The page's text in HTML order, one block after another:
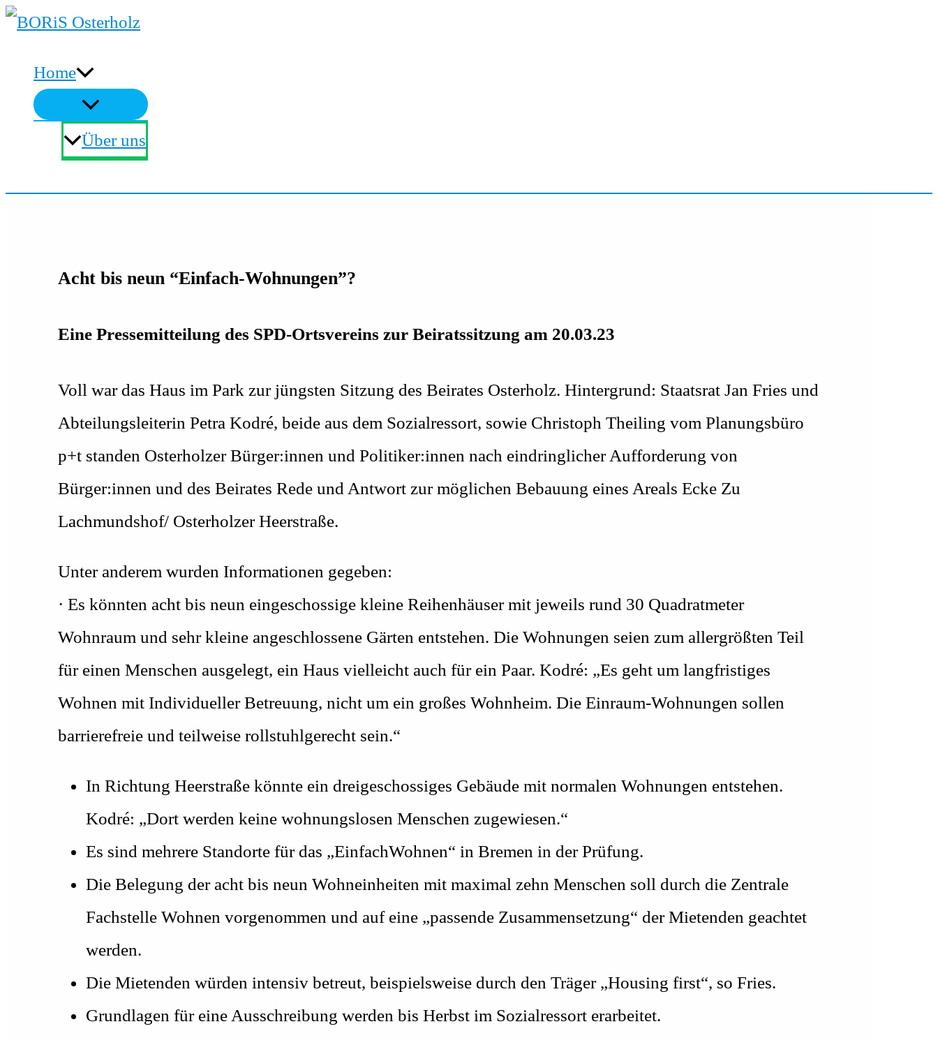
Zum
springen
Home
Über uns
Acht bis neun “Einfach-Wohnungen”?
Eine Pressemitteilung des SPD-Ortsvereins zur Beiratssitzung am 20.03.23
Voll war das Haus im Park zur jüngsten Sitzung des Beirates Osterholz. Hintergrund: Staatsrat Jan Fries und
Abteilungsleiterin Petra Kodré, beide aus dem Sozialressort, sowie Christoph Theiling vom Planungsbüro
p+t standen Osterholzer Bürger:innen und Politiker:innen nach eindringlicher Aufforderung von
Bürger:innen und des Beirates Rede und Antwort zur möglichen Bebauung eines Areals Ecke Zu
Lachmundshof/ Osterholzer Heerstraße.
Unter anderem wurden Informationen gegeben:
· Es könnten acht bis neun eingeschossige kleine Reihenhäuser mit jeweils rund 30 Quadratmeter
Wohnraum und sehr kleine angeschlossene Gärten entstehen. Die Wohnungen seien zum allergrößten Teil
für einen Menschen ausgelegt, ein Haus vielleicht auch für ein Paar. Kodré: „Es geht um langfristiges
Wohnen mit Individueller Betreuung, nicht um ein großes Wohnheim. Die Einraum-Wohnungen sollen
barrierefreie und teilweise rollstuhlgerecht sein.“
In Richtung Heerstraße könnte ein dreigeschossiges Gebäude mit normalen Wohnungen entstehen.
Kodré: „Dort werden keine wohnungslosen Menschen zugewiesen.“
Es sind mehrere Standorte für das „EinfachWohnen“ in Bremen in der Prüfung.
Die Belegung der acht bis neun Wohneinheiten mit maximal zehn Menschen soll durch die Zentrale
Fachstelle Wohnen vorgenommen und auf eine „passende Zusammensetzung“ der Mietenden geachtet
werden.
Die Mietenden würden intensiv betreut, beispielsweise durch den Träger „Housing first“, so Fries.
Grundlagen für eine Ausschreibung werden bis Herbst im Sozialressort erarbeitet.